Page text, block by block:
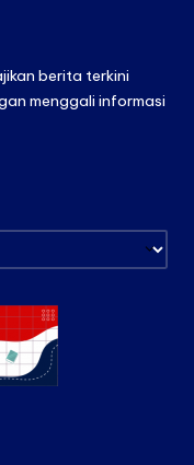
berita terkini
menggali informasi